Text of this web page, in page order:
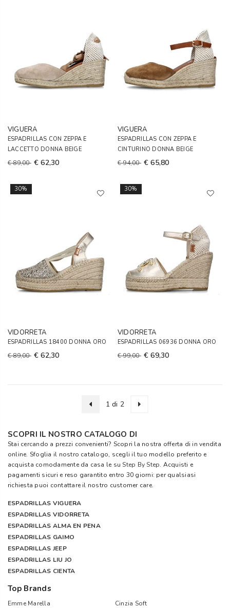
VIGUERA
ESPADRILLAS CON ZEPPA E
LACCETTO DONNA BEIGE
€ 89,00 € 62,30
VIGUERA
ESPADRILLAS CON ZEPPA E
CINTURINO DONNA BEIGE
€ 94,00 € 65,80
30%
VIDORRETA
ESPADRILLAS 18400 DONNA ORO
€ 89,00 € 62,30
30%
VIDORRETA
ESPADRILLAS 06936 DONNA ORO
€ 99,00 € 69,30
1 di 2
SCOPRI IL NOSTRO CATALOGO DI
Stai cercando a prezzi convenienti? Scopri la nostra offerta di in vendita
online. Sfoglia il nostro catalogo, scegli il tuo modello preferito e
acquista comodamente da casa le suStep By Step. Acquisti e
pagamenti sicuri e reso garantito entro 30 giorni: per qualsiasi
richiesta puoi contattare il nostro customer care.
ESPADRILLAS VIGUERA
ESPADRILLAS VIDORRETA
ESPADRILLAS ALMA EN PENA
ESPADRILLAS GAIMO
ESPADRILLAS JEEP
ESPADRILLAS LIU JO
ESPADRILLAS CIENTA
Top Brands
Emme Marella
Cinzia Soft